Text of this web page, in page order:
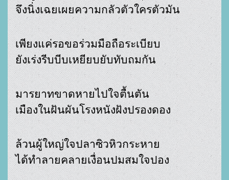
จึงนิ่งเฉยเผยความกลัวตัวใครตัวมัน
ยังเร่งรีบบีบเหยียบยับทับถมกัน
เมืองในฝันผันโรงหนังฝังปรองดอง
ได้ทำลายคลายเงื่อนปมสมใจปอง